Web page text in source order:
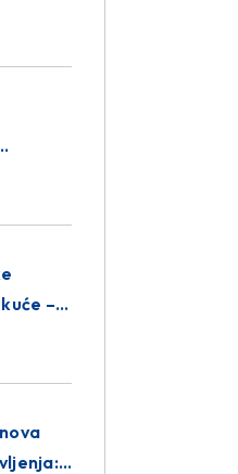
–